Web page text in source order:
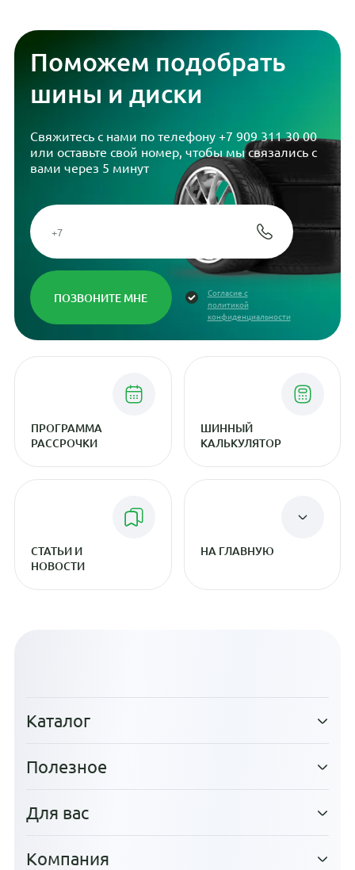
Поможем подобрать
шины и диски
Свяжитесь с нами по телефону +7 909 311 30 00
или оставьте свой номер, чтобы мы связались с
вами через 5 минут
Согласие с
политикой
конфиденциальности
ПРОГРАММА
РАССРОЧКИ
ШИННЫЙ
КАЛЬКУЛЯТОР
СТАТЬИ И
НОВОСТИ
НА ГЛАВНУЮ
Каталог
Полезное
Для вас
Компания